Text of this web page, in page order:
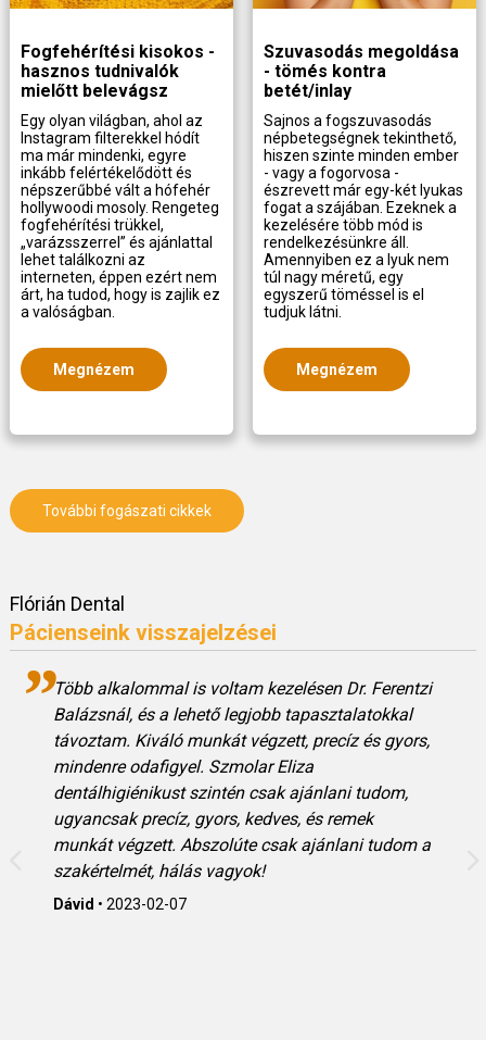
Fogfehérítési kisokos -
hasznos tudnivalók
mielőtt belevágsz
Egy olyan világban, ahol az
Instagram filterekkel hódít
ma már mindenki, egyre
inkább felértékelődött és
népszerűbbé vált a hófehér
hollywoodi mosoly. Rengeteg
fogfehérítési trükkel,
„varázsszerrel” és ajánlattal
lehet találkozni az
interneten, éppen ezért nem
árt, ha tudod, hogy is zajlik ez
a valóságban.
Megnézem
Szuvasodás megoldása
- tömés kontra
betét/inlay
Sajnos a fogszuvasodás
népbetegségnek tekinthető,
hiszen szinte minden ember
- vagy a fogorvosa -
észrevett már egy-két lyukas
fogat a szájában. Ezeknek a
kezelésére több mód is
rendelkezésünkre áll.
Amennyiben ez a lyuk nem
túl nagy méretű, egy
egyszerű töméssel is el
tudjuk látni.
Megnézem
További fogászati cikkek
Flórián Dental
Pácienseink visszajelzései
Több alkalommal is voltam kezelésen Dr. Ferentzi
Balázsnál, és a lehető legjobb tapasztalatokkal
távoztam. Kiváló munkát végzett, precíz és gyors,
mindenre odafigyel. Szmolar Eliza
dentálhigiénikust szintén csak ajánlani tudom,
ugyancsak precíz, gyors, kedves, és remek
munkát végzett. Abszolúte csak ajánlani tudom a
szakértelmét, hálás vagyok!
Dávid • 2023-02-07